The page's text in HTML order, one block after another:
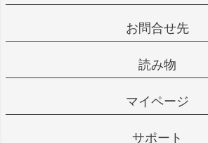
お問合せ先
読み物
マイページ
サポート